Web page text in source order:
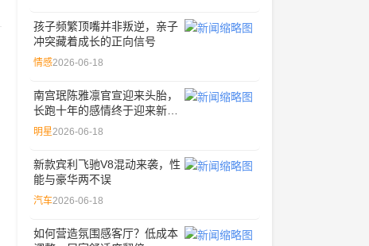
孩子频繁顶嘴并非叛逆，亲子
冲突藏着成长的正向信号
情感2026-06-18
南宫珉陈雅凛官宣迎来头胎，
长跑十年的感情终于迎来新成
员
明星2026-06-18
新款宾利飞驰V8混动来袭，性
能与豪华两不误
汽车2026-06-18
如何营造氛围感客厅？低成本